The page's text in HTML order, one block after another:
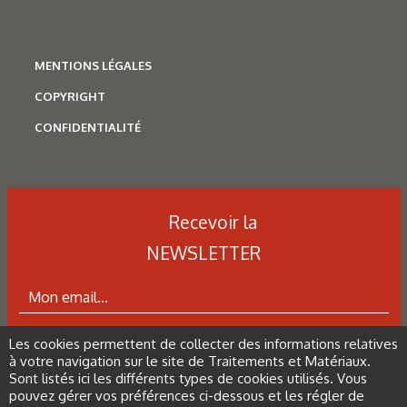
Tableau 3 : Relation entre l’échauffement planétaire
l’atmosphère.
Les derniers articles sur ce
thème
MENTIONS LÉGALES
COPYRIGHT
CONFIDENTIALITÉ
Recevoir la
NEWSLETTER
ABONNEZ-VOUS À LA NEWSLETTER
Les cookies permettent de collecter des informations relatives
à votre navigation sur le site de Traitements et Matériaux.
Sont listés ici les différents types de cookies utilisés. Vous
pouvez gérer vos préférences ci-dessous et les régler de